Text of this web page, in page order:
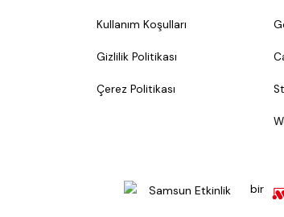
Kullanım Koşulları
Gizlilik Politikası
Çerez Politikası
bir